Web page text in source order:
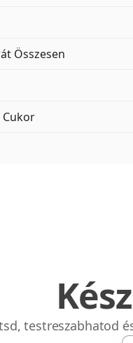
Összesen
Cukor
testreszabhatod